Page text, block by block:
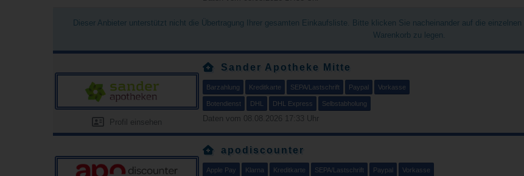
Dieser Anbieter unterstützt nicht die Übertragung Ihrer gesamten Einkaufsliste. Bitte klicken Sie nacheinander auf die
Warenkorb zu legen.
Profil einsehen
Sander Apotheke Mitte
Barzahlung Kreditkarte SEPA/Lastschrift Paypal Vorkasse
Botendienst DHL DHL Express Selbstabholung
Daten vom 08.08.2026 17:33 Uhr
apodiscounter
Apple Pay Klarna Kreditkarte SEPA/Lastschrift Paypal Vorkasse